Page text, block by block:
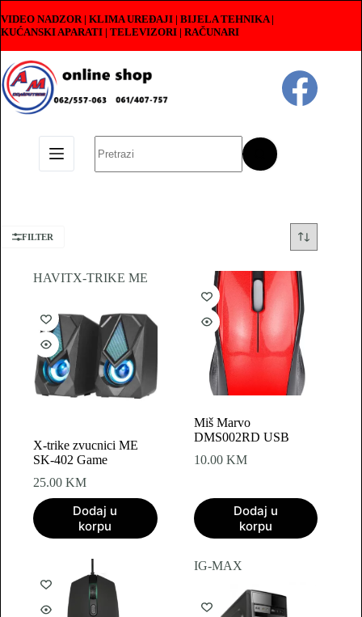
to
content
VIDEO NADZOR | KLIMA UREĐAJI | BIJELA TEHNIKA |
KUĆANSKI APARATI | TELEVIZORI | RAČUNARI
results
FILTER
HAVITX-TRIKE ME
X-trike zvucnici ME
SK-402 Game
25.00 KM
Dodaj u
korpu
Miš Marvo
DMS002RD USB
10.00 KM
Dodaj u
korpu
IG-MAX